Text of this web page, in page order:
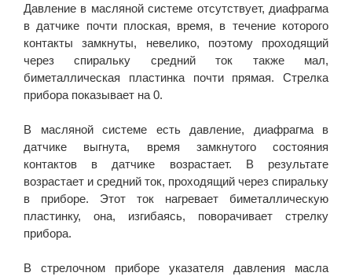
Давление в масляной системе отсутствует, диафрагма
в датчике почти плоская, время, в течение которого
контакты замкнуты, невелико, поэтому проходящий
через спиральку средний ток также мал,
биметаллическая пластинка почти прямая. Стрелка
прибора показывает на 0.
В масляной системе есть давление, диафрагма в
датчике выгнута, время замкнутого состояния
контактов в датчике возрастает. В результате
возрастает и средний ток, проходящий через спиральку
в приборе. Этот ток нагревает биметаллическую
пластинку, она, изгибаясь, поворачивает стрелку
прибора.
В стрелочном приборе указателя давления масла